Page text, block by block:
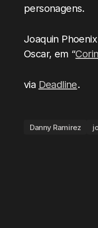
personagens.
Joaquin
Oscar, em “
via Deadline.
Danny Ramirez